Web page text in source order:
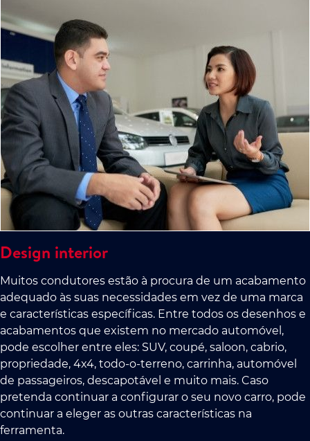
Design interior
Muitos condutores estão à procura de um acabamento
adequado às suas necessidades em vez de uma marca
e características específicas. Entre todos os desenhos e
acabamentos que existem no mercado automóvel,
pode escolher entre eles: SUV, coupé, saloon, cabrio,
propriedade, 4x4, todo-o-terreno, carrinha, automóvel
de passageiros, descapotável e muito mais. Caso
pretenda continuar a configurar o seu novo carro, pode
continuar a eleger as outras características na
ferramenta.